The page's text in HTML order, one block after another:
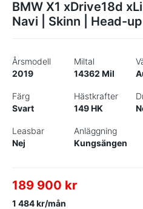
BMW X1 xDrive18d
Navi | Skinn | Head-up
Årsmodell
2019
Miltal
14362 Mil
Färg
Svart
Hästkrafter
149 HK
Leasbar
Nej
Anläggning
Kungsängen
189 900 kr
1 484 kr/mån